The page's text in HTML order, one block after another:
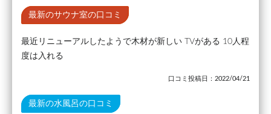
最新のサウナ室の口コミ
最近リニューアルしたようで木材が新しい TVがある 10人程
度は入れる
口コミ投稿日：2022/04/21
最新の水風呂の口コミ